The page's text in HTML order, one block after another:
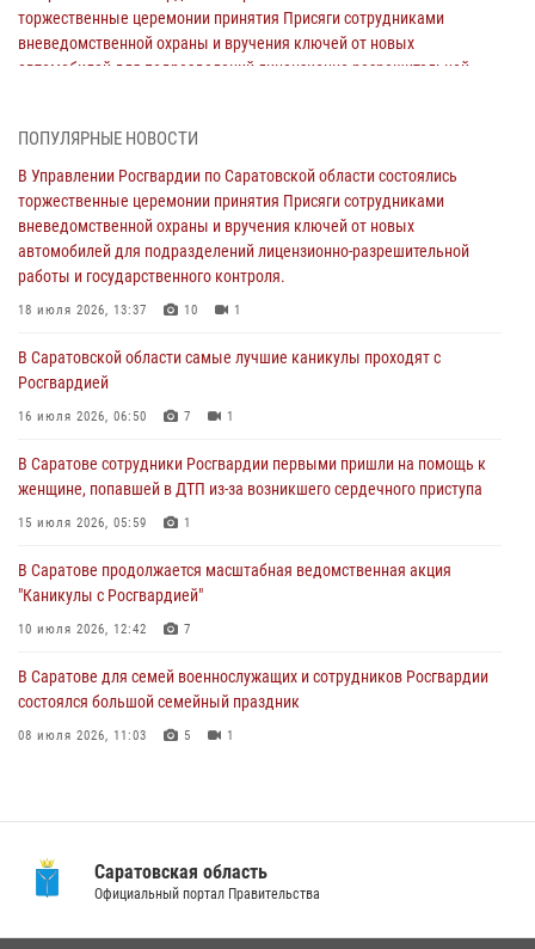
торжественные церемонии принятия Присяги сотрудниками
вневедомственной охраны и вручения ключей от новых
автомобилей для подразделений лицензионно-разрешительной
В Саратовской области самые лучшие каникулы проходят с
Росгвардией
16 июля 2026, 06:50 7 1
В Саратове сотрудники Росгвардии первыми пришли на помощь к
женщине, попавшей в ДТП из-за возникшего сердечного приступа
В Саратове продолжается масштабная ведомственная акция
"Каникулы с Росгвардией"
В Саратовской области при содействии спецназа Росгвардии
задержан подозреваемый в незаконном обороте наркотиков
В Саратове для семей военнослужащих и сотрудников Росгвардии
состоялся большой семейный праздник
ПОПУЛЯРНЫЕ НОВОСТИ
В Управлении Росгвардии по Саратовской области состоялись
торжественные церемонии принятия Присяги сотрудниками
вневедомственной охраны и вручения ключей от новых
автомобилей для подразделений лицензионно-разрешительной
работы и государственного контроля.
18 июля 2026, 13:37 10 1
В Саратовской области самые лучшие каникулы проходят с
Росгвардией
16 июля 2026, 06:50 7 1
В Саратове сотрудники Росгвардии первыми пришли на помощь к
женщине, попавшей в ДТП из-за возникшего сердечного приступа
15 июля 2026, 05:59 1
В Саратове продолжается масштабная ведомственная акция
"Каникулы с Росгвардией"
10 июля 2026, 12:42 7
В Саратове для семей военнослужащих и сотрудников Росгвардии
состоялся большой семейный праздник
08 июля 2026, 11:03 5 1
В Саратовской области при содействии спецназа Росгвардии
Саратовская область
Официальный портал Правительства